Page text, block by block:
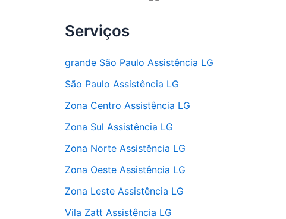
k
Serviços
grande São Paulo Assistência LG
São Paulo Assistência LG
Zona Centro Assistência LG
Zona Sul Assistência LG
Zona Norte Assistência LG
Zona Oeste Assistência LG
Zona Leste Assistência LG
Vila Zatt Assistência LG